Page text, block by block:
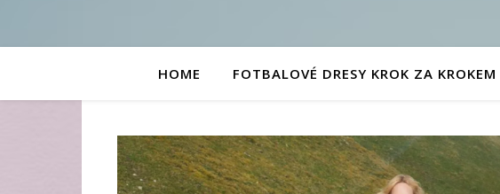
HOME FOTBALOVÉ DRESY KROK ZA KROKEM